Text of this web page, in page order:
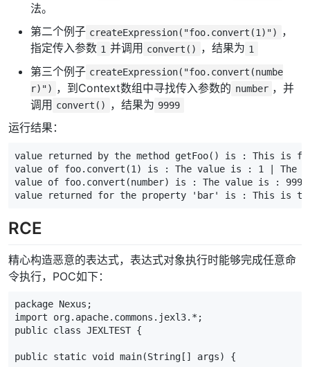
法。
第二个例子 createExpression("foo.convert(1)")
，
指定传入参数 1 并调用 convert() ，结果为 1
第三个例子 createExpression("foo.convert(numbe
r)") ，到Context数组中寻找传入参数的 number ，并
调用 convert() ，结果为 9999
运行结果：
value returned by the method getFoo()
is : This is
value of foo.convert (1 ) is : The value is : 1 |
The
value of foo.convert (number) is : The value is : 9999
value returned for the property 'bar' is : This is
RCE
精心构造恶意的表达式，表达式对象执行时能够完成任意命
令执行，POC如下：
package Nexus ;
import
org.apache.commons.jexl3.* ;
public class JEXLTEST {
public static void main(String [] args) {